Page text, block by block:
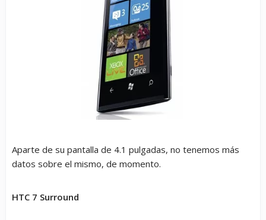
Aparte de su pantalla de 4.1 pulgadas, no tenemos más
datos sobre el mismo, de momento.
HTC 7 Surround